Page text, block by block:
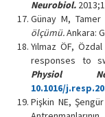
Neurobiol.
Günay M,
ölçümü.Ankara:
Yılmaz ÖF,
responses to
Physiol
10.1016/
Pişkin NE,